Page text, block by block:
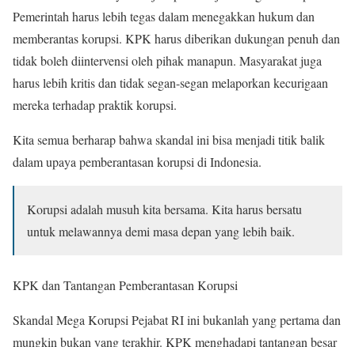
Pemerintah harus lebih tegas dalam menegakkan hukum dan
memberantas korupsi. KPK harus diberikan dukungan penuh dan
tidak boleh diintervensi oleh pihak manapun. Masyarakat juga
harus lebih kritis dan tidak segan-segan melaporkan kecurigaan
mereka terhadap praktik korupsi.
Kita semua berharap bahwa skandal ini bisa menjadi titik balik
dalam upaya pemberantasan korupsi di Indonesia.
Korupsi adalah musuh kita bersama. Kita harus bersatu
untuk melawannya demi masa depan yang lebih baik.
KPK dan Tantangan Pemberantasan Korupsi
Skandal Mega Korupsi Pejabat RI ini bukanlah yang pertama dan
mungkin bukan yang terakhir. KPK menghadapi tantangan besar